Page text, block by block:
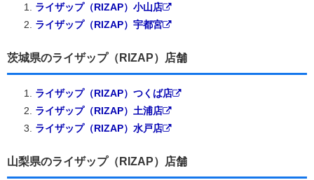
ライザップ（RIZAP）小山店
ライザップ（RIZAP）宇都宮
茨城県のライザップ（RIZAP）店舗
ライザップ（RIZAP）つくば店
ライザップ（RIZAP）土浦店
ライザップ（RIZAP）水戸店
山梨県のライザップ（RIZAP）店舗